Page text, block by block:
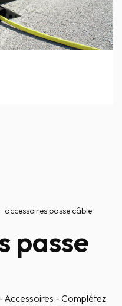
accessoires passe câble
passe
Accessoires - Complétez